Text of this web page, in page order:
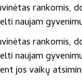
naujam
naujam
jos vaikų